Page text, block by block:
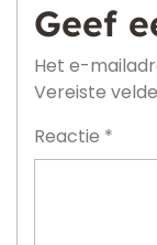
Geef
Het e-
Vereiste
Reactie *